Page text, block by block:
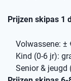
Prijzen skipas 1
Volwassene: ±
Kind (0-6 jr):
Senior & jeugd